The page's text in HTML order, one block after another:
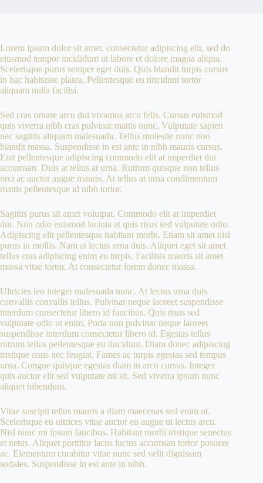
Lorem ipsum dolor sit amet, consectetur adipiscing elit, sed do
eiusmod tempor incididunt ut labore et dolore magna aliqua.
Scelerisque purus semper eget duis. Quis blandit turpis cursus
in hac habitasse platea. Pellentesque eu tincidunt tortor
aliquam nulla facilisi.
Sed cras ornare arcu dui vivamus arcu felis. Cursus euismod
quis viverra nibh cras pulvinar mattis nunc. Vulputate sapien
nec sagittis aliquam malesuada. Tellus molestie nunc non
blandit massa. Suspendisse in est ante in nibh mauris cursus.
Erat pellentesque adipiscing commodo elit at imperdiet dui
accumsan. Duis at tellus at urna. Rutrum quisque non tellus
orci ac auctor augue mauris. At tellus at urna condimentum
mattis pellentesque id nibh tortor.
Sagittis purus sit amet volutpat. Commodo elit at imperdiet
dui. Non odio euismod lacinia at quis risus sed vulputate odio.
Adipiscing elit pellentesque habitant morbi. Etiam sit amet nisl
purus in mollis. Nam at lectus urna duis. Aliquet eget sit amet
tellus cras adipiscing enim eu turpis. Facilisis mauris sit amet
massa vitae tortor. At consectetur lorem donec massa.
Ultricies leo integer malesuada nunc. At lectus urna duis
convallis convallis tellus. Pulvinar neque laoreet suspendisse
interdum consectetur libero id faucibus. Quis risus sed
vulputate odio ut enim. Porta non pulvinar neque laoreet
suspendisse interdum consectetur libero id. Egestas tellus
rutrum tellus pellentesque eu tincidunt. Diam donec adipiscing
tristique risus nec feugiat. Fames ac turpis egestas sed tempus
urna. Congue quisque egestas diam in arcu cursus. Integer
quis auctor elit sed vulputate mi sit. Sed viverra ipsum nunc
aliquet bibendum.
Vitae suscipit tellus mauris a diam maecenas sed enim ut.
Scelerisque eu ultrices vitae auctor eu augue ut lectus arcu.
Nisl nunc mi ipsum faucibus. Habitant morbi tristique senectus
et netus. Aliquet porttitor lacus luctus accumsan tortor posuere
ac. Elementum curabitur vitae nunc sed velit dignissim
sodales. Suspendisse in est ante in nibh.